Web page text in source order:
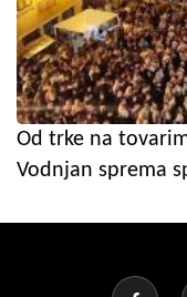
Od trke na
Vodnjan sprema